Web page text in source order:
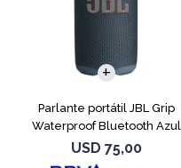
Parlante portátil JBL Grip
Waterproof Bluetooth Azul
USD 75,00